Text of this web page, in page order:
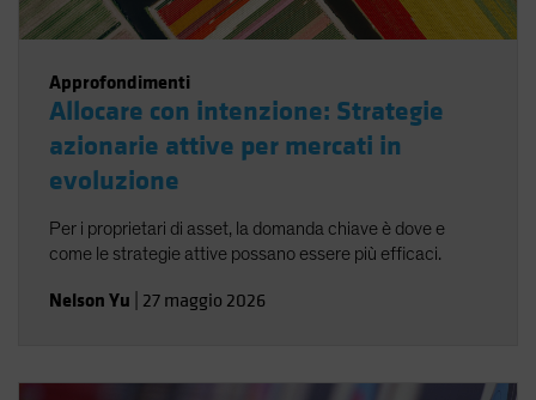
Approfondimenti
Allocare con intenzione: Strategie
azionarie attive per mercati in
evoluzione
Per i proprietari di asset, la domanda chiave è dove e
come le strategie attive possano essere più efficaci.
Nelson Yu 27 maggio 2026